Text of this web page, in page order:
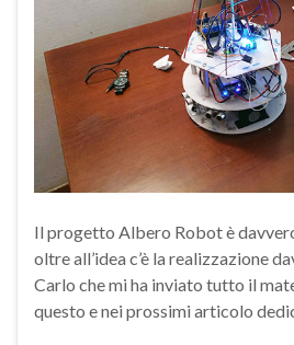
Il progetto Albero Robot è
oltre all’idea c’è la realizzazione
Carlo che mi ha inviato tutto il
questo e nei prossimi articolo